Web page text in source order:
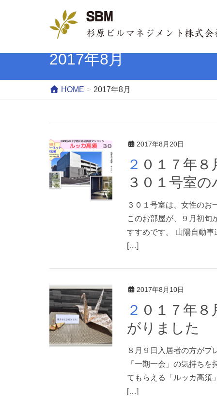
2017年8月
HOME 2017年8月
2017年8月20日
２０１７年８月２０日 尾道賃貸ルッカ高須
３０１号室
３０１号室は、女性のお
このお部屋が、９月初旬
すすめです。 山陽自動
[…]
2017年8月10日
２０１７年８月１０日 平和への願いがひろ
がりました
８月９日入居者の方が
「一期一会」の気持ち
てもらえる「ルッカ高須
[…]